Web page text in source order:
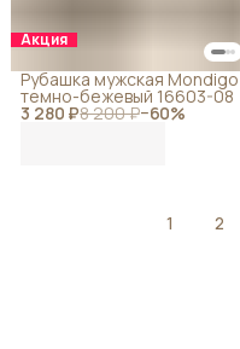
Акция
3 280 ₽8 200 ₽−60%
Рубашка мужская Mondigo
темно-бежевый 16603-08
1 2